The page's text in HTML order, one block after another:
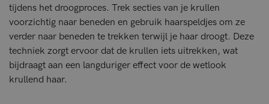
tijdens het droogproces. Trek secties van je krullen
voorzichtig naar beneden en gebruik haarspeldjes om ze
verder naar beneden te trekken terwijl je haar droogt. Deze
techniek zorgt ervoor dat de krullen iets uitrekken, wat
bijdraagt aan een langduriger effect voor de wetlook
krullend haar.